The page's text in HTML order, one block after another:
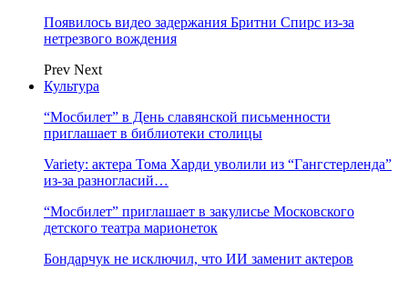
Появилось видео задержания Бритни Спирс из-за
нетрезвого вождения
Prev Next
Культура
“Мосбилет” в День славянской письменности
приглашает в библиотеки столицы
Variety: актера Тома Харди уволили из “Гангстерленда”
из-за разногласий…
“Мосбилет” приглашает в закулисье Московского
детского театра марионеток
Бондарчук не исключил, что ИИ заменит актеров